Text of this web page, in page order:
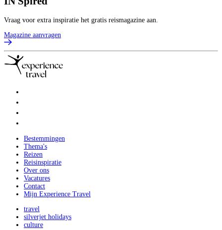
Vraag voor extra inspiratie het gratis reismagazine aan.
Magazine aanvragen
Bestemmingen
Thema's
Reizen
Reisinspiratie
Over ons
Vacatures
Contact
Mijn Experience Travel
travel
silverjet holidays
culture